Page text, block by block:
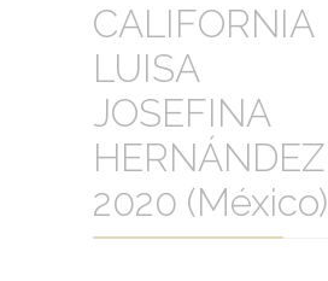
CALIFORNIA
LUISA
JOSEFINA
HERNÁNDEZ
2020 (México)